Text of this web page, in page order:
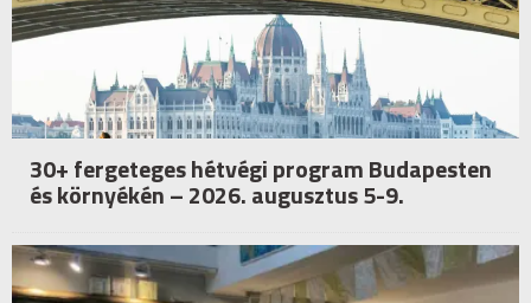
30+ fergeteges hétvégi program Budapesten
és környékén – 2026. augusztus 5-9.